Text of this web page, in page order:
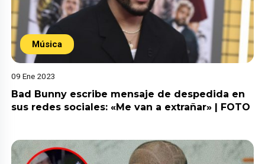
Música
09 Ene 2023
Bad Bunny escribe mensaje de despedida en
sus redes sociales: «Me van a extrañar» | FOTO